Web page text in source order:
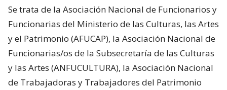
Se trata de la Asociación Nacional de Funcionarios y
Funcionarias del Ministerio de las Culturas, las Artes
y el Patrimonio (AFUCAP), la Asociación Nacional de
Funcionarias/os de la Subsecretaría de las Culturas
y las Artes (ANFUCULTURA), la Asociación Nacional
de Trabajadoras y Trabajadores del Patrimonio